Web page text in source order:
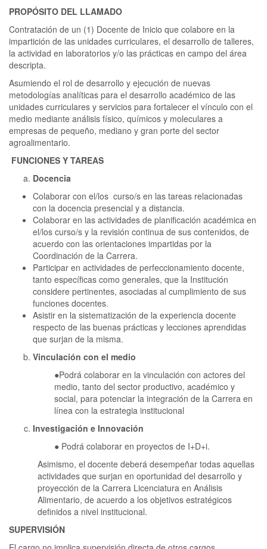
PROPÓSITO DEL LLAMADO
Contratación de un (1) Docente de Inicio que colabore en la
impartición de las unidades curriculares, el desarrollo de talleres,
la actividad en laboratorios y/o las prácticas en campo del área
descripta.
Asumiendo el rol de desarrollo y ejecución de nuevas
metodologías analíticas para el desarrollo académico de las
unidades curriculares y servicios para fortalecer el vínculo con el
medio mediante análisis físico, químicos y moleculares a
empresas de pequeño, mediano y gran porte del sector
agroalimentario.
FUNCIONES Y TAREAS
Docencia
Colaborar con el/los curso/s en las tareas relacionadas
con la docencia presencial y a distancia.
Colaborar en las actividades de planificación académica en
el/los curso/s y la revisión continua de sus contenidos, de
acuerdo con las orientaciones impartidas por la
Coordinación de la Carrera.
Participar en actividades de perfeccionamiento docente,
tanto específicas como generales, que la Institución
considere pertinentes, asociadas al cumplimiento de sus
funciones docentes.
Asistir en la sistematización de la experiencia docente
respecto de las buenas prácticas y lecciones aprendidas
que surjan de la misma.
Vinculación con el medio
●Podrá colaborar en la vinculación con actores del
medio, tanto del sector productivo, académico y
social, para potenciar la integración de la Carrera en
línea con la estrategia institucional
Investigación e Innovación
● Podrá colaborar en proyectos de I+D+i.
Asimismo, el docente deberá desempeñar todas aquellas
actividades que surjan en oportunidad del desarrollo y
proyección de la Carrera Licenciatura en Análisis
Alimentario, de acuerdo a los objetivos estratégicos
definidos a nivel institucional.
SUPERVISIÓN